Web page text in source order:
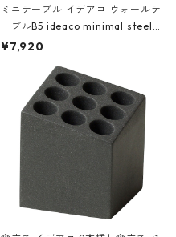
ミニテーブル イデアコ ウォールテ
ーブルB5 ideaco minimal steel f
urniture WALL Table B5 ネイビー
¥7,920